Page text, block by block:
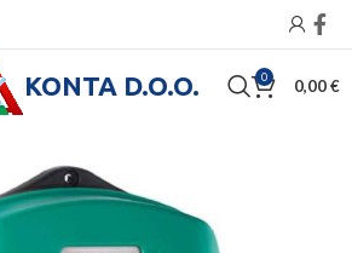
KONTA D.O.O. 0 0,00€